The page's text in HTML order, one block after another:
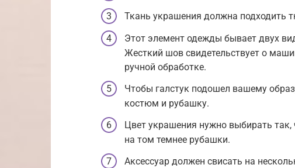
Ткань украшения должна подходить
Этот элемент одежды бывает двух
Жесткий шов свидетельствует о
ручной обработке.
Чтобы галстук подошел вашему
костюм и рубашку.
Цвет украшения нужно выбирать
на том темнее рубашки.
Аксессуар должен свисать на